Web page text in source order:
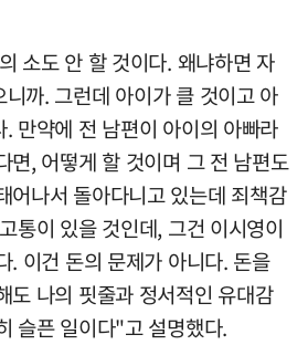
소도 안 할 것이다. 왜냐하면 자
까. 그런데 아이가 클 것이고 아
만약에 전 남편이 아이의 아빠라
면, 어떻게 할 것이며 그 전 남편도
어나서 돌아다니고 있는데 죄책감
통이 있을 것인데, 그건 이시영이
. 이건 돈의 문제가 아니다. 돈을
도 나의 핏줄과 정서적인 유대감
슬픈 일이다"고 설명했다.